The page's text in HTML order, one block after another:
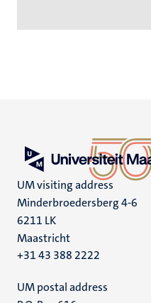
UM visiting address
Minderbroedersberg 4-6
6211 LK
Maastricht
+31 43 388 2222
UM postal address